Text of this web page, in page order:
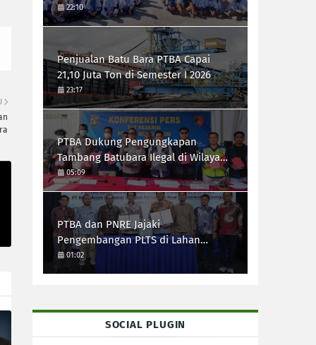
Sungai dalam Konferensi Sungai
Indonesia 2026
22:10
Penjualan Batu Bara PTBA Capai
21,10 Juta Ton di Semester I 2026
23:17
PTBA Dukung Pengungkapan
Tambang Batubara Ilegal di Wilayah
IUP Perseroan
05:09
PTBA dan PNRE Jajaki
Pengembangan PLTS di Lahan
Pascatambang
01:02
SOCIAL PLUGIN